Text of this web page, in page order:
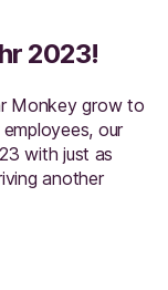
2023!
Monkey grow to
our
with just as
another